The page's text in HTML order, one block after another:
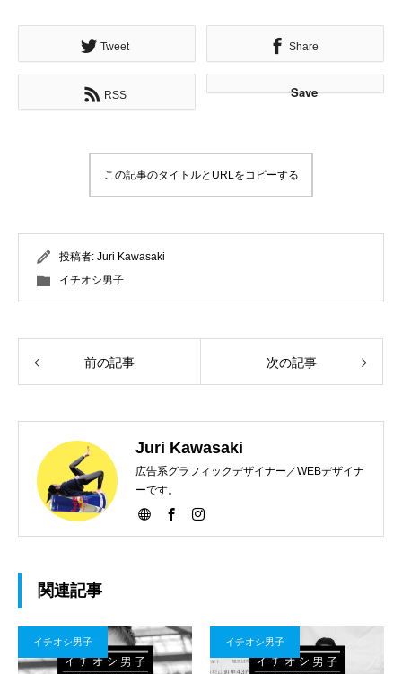
Tweet Share
RSS Save
この記事のタイトルとURLをコピーする
投稿者: Juri Kawasaki
イチオシ男子
前の記事 次の記事
Juri Kawasaki
広告系グラフィックデザイナー／WEBデザイナ
ーです。
関連記事
イチオシ男子 イチオシ男子